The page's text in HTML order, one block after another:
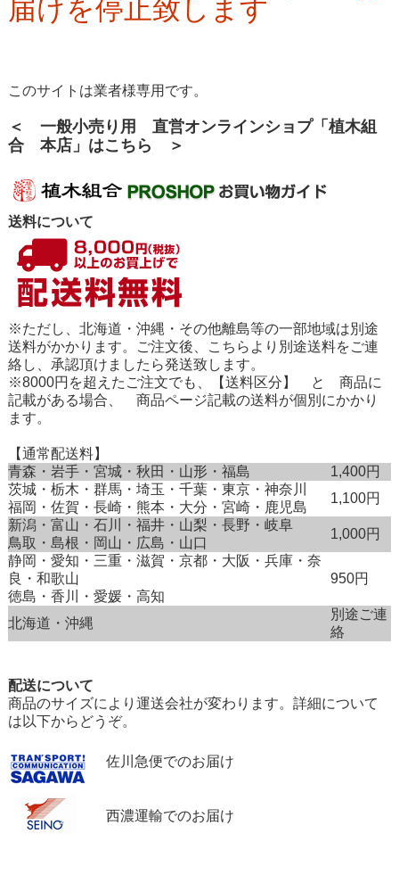
届けを停止致します
このサイトは業者様専用です。
＜ 一般小売り用 直営オンラインショプ「植木組
合 本店」はこちら ＞
送料について
※ただし、北海道・沖縄・その他離島等の一部地域は別途
送料がかかります。ご注文後、こちらより別途送料をご連
絡し、承認頂けましたら発送致します。
※8000円を超えたご注文でも、【送料区分】 と 商品に
記載がある場合、 商品ページ記載の送料が個別にかかり
ます。
【通常配送料】
青森・岩手・宮城・秋田・山形・福島
1,400円
茨城・栃木・群馬・埼玉・千葉・東京・神奈川
1,100円
福岡・佐賀・長崎・熊本・大分・宮崎・鹿児島
新潟・富山・石川・福井・山梨・長野・岐阜
1,000円
鳥取・島根・岡山・広島・山口
静岡・愛知・三重・滋賀・京都・大阪・兵庫・奈
良・和歌山
950円
徳島・香川・愛媛・高知
北海道・沖縄
別途ご連
絡
配送について
商品のサイズにより運送会社が変わります。詳細について
は以下からどうぞ。
佐川急便でのお届け
西濃運輸でのお届け